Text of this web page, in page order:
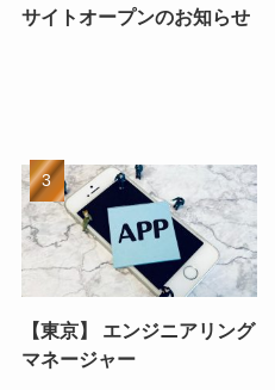
サイトオープンのお知らせ
【東京】 エンジニアリング
マネージャー